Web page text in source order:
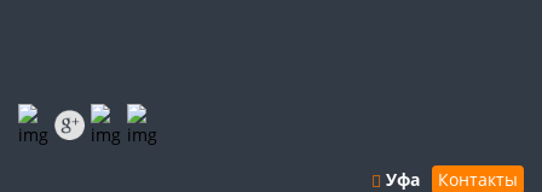
Уфа Контакты